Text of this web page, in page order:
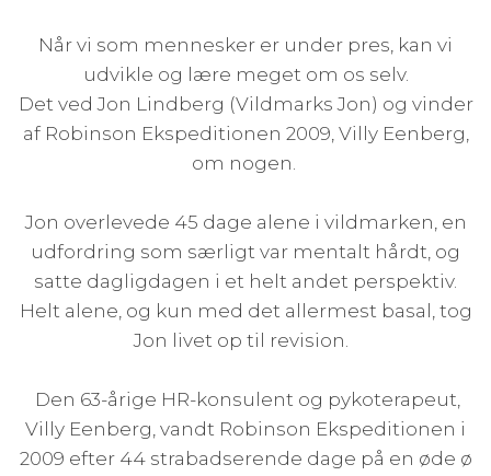
Når vi som mennesker er under pres, kan vi
udvikle og lære meget om os selv.
Det ved Jon Lindberg (Vildmarks Jon) og vinder
af Robinson Ekspeditionen 2009, Villy Eenberg,
om nogen.
Jon overlevede 45 dage alene i vildmarken, en
udfordring som særligt var mentalt hårdt, og
satte dagligdagen i et helt andet perspektiv.
Helt alene, og kun med det allermest basal, tog
Jon livet op til revision.
Den 63-årige HR-konsulent og pykoterapeut,
Villy Eenberg, vandt Robinson Ekspeditionen i
2009 efter 44 strabadserende dage på en øde ø